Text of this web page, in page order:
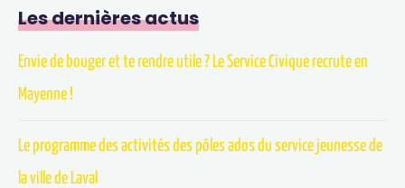
Les dernières actus
Envie de bouger et te rendre utile ? Le Service Civique recrute en
Mayenne !
Le programme des activités des pôles ados du service jeunesse de
la ville de Laval